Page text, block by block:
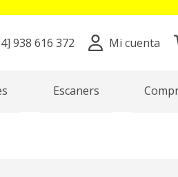
938 616 372 Mi cuenta
Escaners